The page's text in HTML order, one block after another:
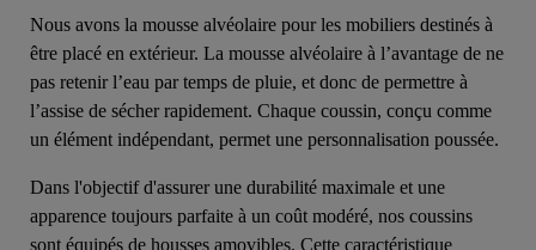
Nous avons la mousse alvéolaire pour les mobiliers destinés à
être placé en extérieur. La mousse alvéolaire à l’avantage de ne
pas retenir l’eau par temps de pluie, et donc de permettre à
l’assise de sécher rapidement. Chaque coussin, conçu comme
un élément indépendant, permet une personnalisation poussée.
Dans l'objectif d'assurer une durabilité maximale et une
apparence toujours parfaite à un coût modéré, nos coussins
sont équipés de housses amovibles. Cette caractéristique